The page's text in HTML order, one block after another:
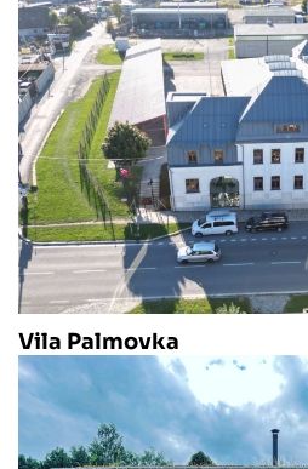
Vila Palmovka